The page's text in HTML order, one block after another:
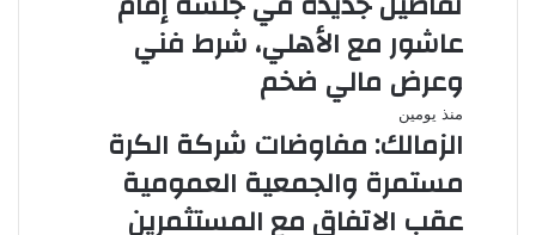
عاشور مع الأهلي، شرط فني
وعرض مالي ضخم
منذ يومين
الزمالك: مفاوضات شركة الكرة
مستمرة والجمعية العمومية
عقب الاتفاق مع المستثمرين